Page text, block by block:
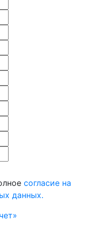
согласие на
данных.